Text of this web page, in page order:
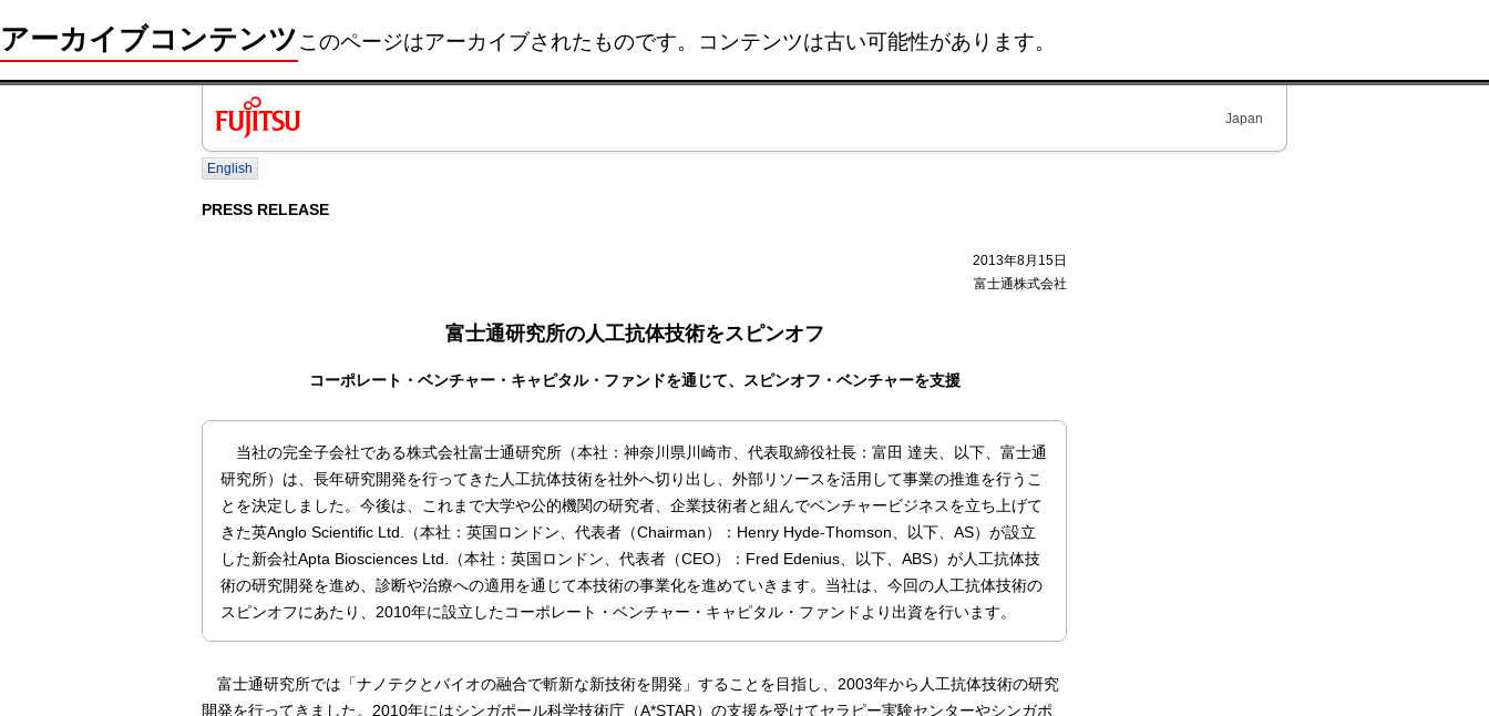
アーカイブコンテンツこのページはアーカイブされたものです。コンテンツは古い可能性があります。
Japan
English
PRESS RELEASE
2013年8月15日
富士通株式会社
富士通研究所の人工抗体技術をスピンオフ
コーポレート・ベンチャー・キャピタル・ファンドを通じて、スピンオフ・ベンチャーを支援
当社の完全子会社である株式会社富士通研究所（本社：神奈川県川崎市、代表取締役社長：富田 達夫、以下、富士通
研究所）は、長年研究開発を行ってきた人工抗体技術を社外へ切り出し、外部リソースを活用して事業の推進を行うこ
とを決定しました。今後は、これまで大学や公的機関の研究者、企業技術者と組んでベンチャービジネスを立ち上げて
きた英Anglo Scientific Ltd.（本社：英国ロンドン、代表者（Chairman）：Henry Hyde-Thomson、以下、AS）が設立
した新会社Apta Biosciences Ltd.（本社：英国ロンドン、代表者（CEO）：Fred Edenius、以下、ABS）が人工抗体技
術の研究開発を進め、診断や治療への適用を通じて本技術の事業化を進めていきます。当社は、今回の人工抗体技術の
スピンオフにあたり、2010年に設立したコーポレート・ベンチャー・キャピタル・ファンドより出資を行います。
富士通研究所では「ナノテクとバイオの融合で斬新な新技術を開発」することを目指し、2003年から人工抗体技術の研究
開発を行ってきました。2010年にはシンガポール科学技術庁（A*STAR）の支援を受けてセラピー実験センターやシンガポ